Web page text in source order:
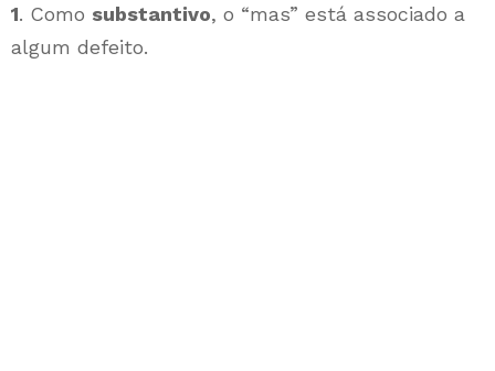
1. Como substantivo, o “mas” está associado a
algum defeito.